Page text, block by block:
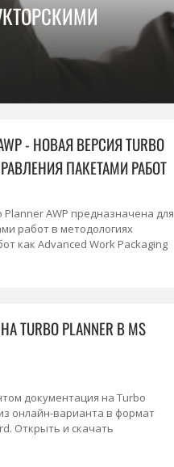
ПРОЕКТЫ
- НОВАЯ ВЕРСИЯ TURBO
ПАКЕТАМИ РАБОТ
Planner AWP предназначена для
работ в методологиях
как Advanced Work Packaging
PLANNER В MS
документация на Turbo
онлайн-варианта в формат
Открыть и скачать